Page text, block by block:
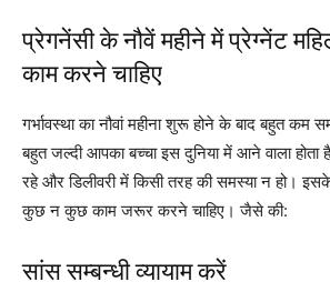
प्रेगनेंसी के नौवें महीने में प्रेग्नेंट
काम करने चाहिए
गर्भावस्था का नौवां महीना शुरू होने के बाद बहुत कम
बहुत जल्दी आपका बच्चा इस दुनिया में आने वाला
रहे और डिलीवरी में किसी तरह की समस्या न हो।
कुछ न कुछ काम जरूर करने चाहिए। जैसे की:
सांस सम्बन्धी व्यायाम करें